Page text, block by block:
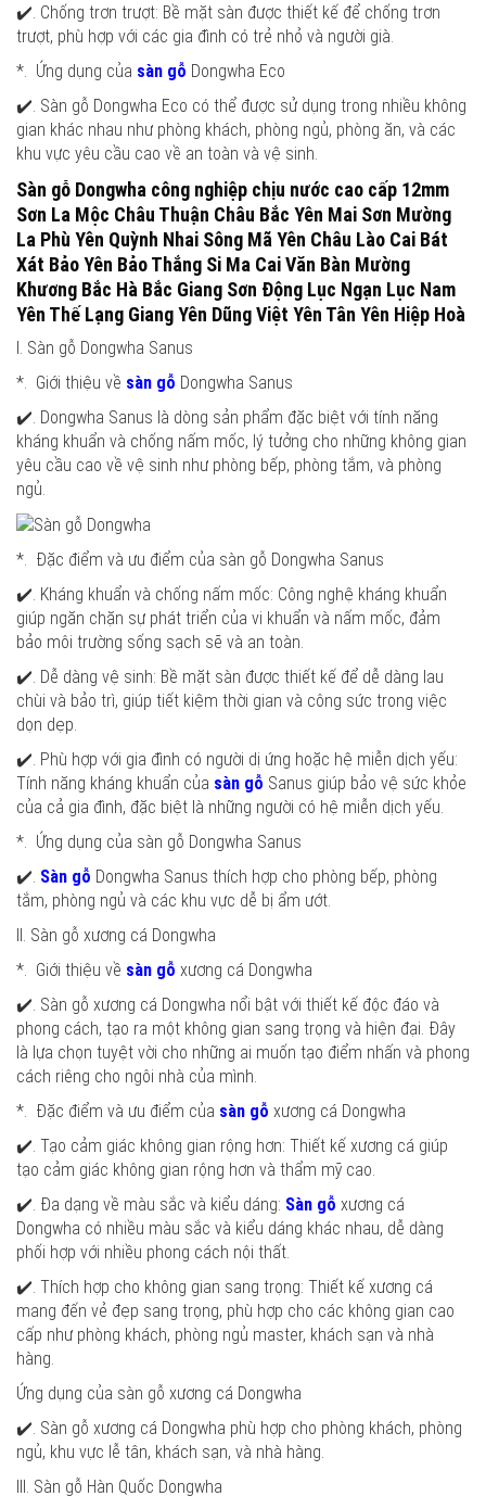
✔️. Chống trơn trượt: Bề mặt sàn được thiết kế để chống trơn
trượt, phù hợp với các gia đình có trẻ nhỏ và người già.
*. Ứng dụng của sàn gỗ Dongwha Eco
✔️. Sàn gỗ Dongwha Eco có thể được sử dụng trong nhiều không
gian khác nhau như phòng khách, phòng ngủ, phòng ăn, và các
khu vực yêu cầu cao về an toàn và vệ sinh.
Sàn gỗ Dongwha công nghiệp chịu nước cao cấp 12mm
Sơn La Mộc Châu Thuận Châu Bắc Yên Mai Sơn Mường
La Phù Yên Quỳnh Nhai Sông Mã Yên Châu Lào Cai Bát
Xát Bảo Yên Bảo Thắng Si Ma Cai Văn Bàn Mường
Khương Bắc Hà Bắc Giang Sơn Động Lục Ngạn Lục Nam
Yên Thế Lạng Giang Yên Dũng Việt Yên Tân Yên Hiệp Hoà
I. Sàn gỗ Dongwha Sanus
*. Giới thiệu về sàn gỗ Dongwha Sanus
✔️. Dongwha Sanus là dòng sản phẩm đặc biệt với tính năng
kháng khuẩn và chống nấm mốc, lý tưởng cho những không gian
yêu cầu cao về vệ sinh như phòng bếp, phòng tắm, và phòng
ngủ.
*. Đặc điểm và ưu điểm của sàn gỗ Dongwha Sanus
✔️. Kháng khuẩn và chống nấm mốc: Công nghệ kháng khuẩn
giúp ngăn chặn sự phát triển của vi khuẩn và nấm mốc, đảm
bảo môi trường sống sạch sẽ và an toàn.
✔️. Dễ dàng vệ sinh: Bề mặt sàn được thiết kế để dễ dàng lau
chùi và bảo trì, giúp tiết kiệm thời gian và công sức trong việc
dọn dẹp.
✔️. Phù hợp với gia đình có người dị ứng hoặc hệ miễn dịch yếu:
Tính năng kháng khuẩn của sàn gỗ Sanus giúp bảo vệ sức khỏe
của cả gia đình, đặc biệt là những người có hệ miễn dịch yếu.
*. Ứng dụng của sàn gỗ Dongwha Sanus
✔️. Sàn gỗ Dongwha Sanus thích hợp cho phòng bếp, phòng
tắm, phòng ngủ và các khu vực dễ bị ẩm ướt.
II. Sàn gỗ xương cá Dongwha
*. Giới thiệu về sàn gỗ xương cá Dongwha
✔️. Sàn gỗ xương cá Dongwha nổi bật với thiết kế độc đáo và
phong cách, tạo ra một không gian sang trọng và hiện đại. Đây
là lựa chọn tuyệt vời cho những ai muốn tạo điểm nhấn và phong
cách riêng cho ngôi nhà của mình.
*. Đặc điểm và ưu điểm của sàn gỗ xương cá Dongwha
✔️. Tạo cảm giác không gian rộng hơn: Thiết kế xương cá giúp
tạo cảm giác không gian rộng hơn và thẩm mỹ cao.
✔️. Đa dạng về màu sắc và kiểu dáng: Sàn gỗ xương cá
Dongwha có nhiều màu sắc và kiểu dáng khác nhau, dễ dàng
phối hợp với nhiều phong cách nội thất.
✔️. Thích hợp cho không gian sang trọng: Thiết kế xương cá
mang đến vẻ đẹp sang trọng, phù hợp cho các không gian cao
cấp như phòng khách, phòng ngủ master, khách sạn và nhà
hàng.
Ứng dụng của sàn gỗ xương cá Dongwha
✔️. Sàn gỗ xương cá Dongwha phù hợp cho phòng khách, phòng
ngủ, khu vực lễ tân, khách sạn, và nhà hàng.
III. Sàn gỗ Hàn Quốc Dongwha